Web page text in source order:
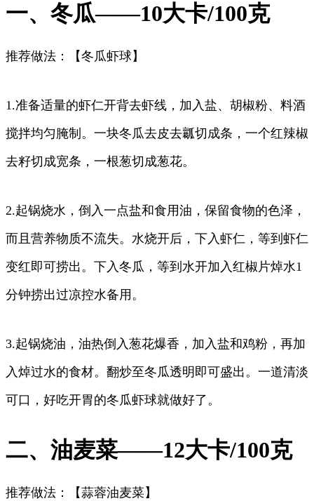
一、冬瓜——10大卡/100克
推荐做法：【冬瓜虾球】
1.准备适量的虾仁开背去虾线，加入盐、胡椒粉、料酒
搅拌均匀腌制。一块冬瓜去皮去瓤切成条，一个红辣椒
去籽切成宽条，一根葱切成葱花。
2.起锅烧水，倒入一点盐和食用油，保留食物的色泽，
而且营养物质不流失。水烧开后，下入虾仁，等到虾仁
变红即可捞出。下入冬瓜，等到水开加入红椒片焯水1
分钟捞出过凉控水备用。
3.起锅烧油，油热倒入葱花爆香，加入盐和鸡粉，再加
入焯过水的食材。翻炒至冬瓜透明即可盛出。一道清淡
可口，好吃开胃的冬瓜虾球就做好了。
二、油麦菜——12大卡/100克
推荐做法：【蒜蓉油麦菜】